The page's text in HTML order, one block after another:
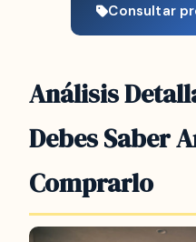
Consultar
Análisis
Debes Saber
Comprarlo